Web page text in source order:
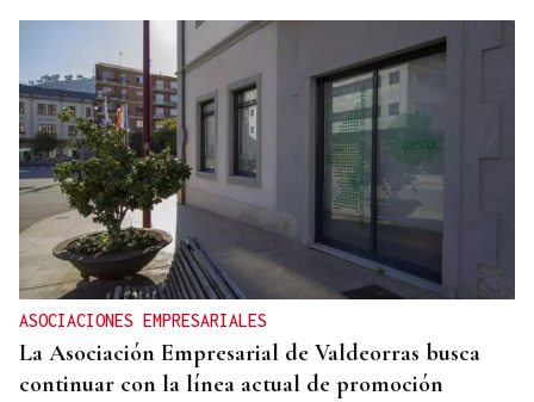
ASOCIACIONES EMPRESARIALES
La Asociación Empresarial de Valdeorras busca
continuar con la línea actual de promoción